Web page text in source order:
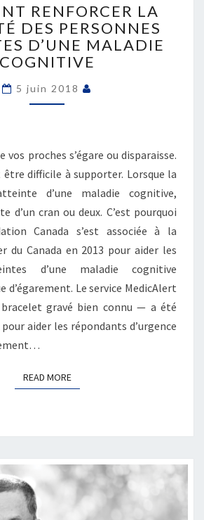
LA
SÉCURITÉ
DES
PERSONNES
D’UNE
RENFORCER LA
DES PERSONNES
D’UNE MALADIE
COGNITIVE
5 juin 2018
vos proches s’égare ou disparaisse.
être difficile à supporter. Lorsque la
d’une maladie cognitive,
d’un cran ou deux. C’est pourquoi
Canada s’est associée à la
du Canada en 2013 pour aider les
d’une maladie cognitive
d’égarement. Le service MedicAlert
gravé bien connu — a été
aider les répondants d’urgence
READ MOREREAD MORE